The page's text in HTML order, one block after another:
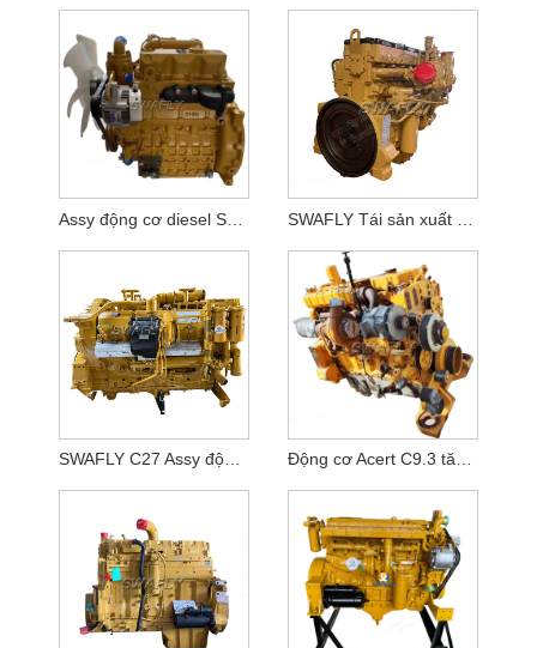
SWAFLY C27 Assy động cơ hoàn chỉnh cho máy móc Động cơ Acert C9.3 tăng áp sáu xi-lanh SWAFLY cho 336E